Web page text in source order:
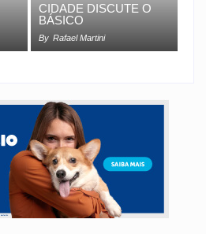
CIDADE DISCUTE O
BÁSICO
By Rafael Martini